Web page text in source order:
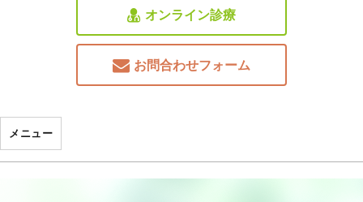
オンライン診療
お問合わせフォーム
メニュー